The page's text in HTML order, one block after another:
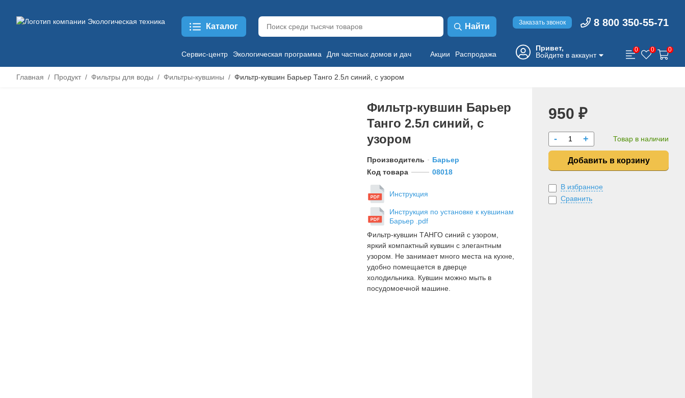
Каталог Найти
Сервис-центр Экологическая программа Для частных домов и дач Акции Распродажа
Заказать звонок 8 800 350-55-71
Привет,
Войдите в аккаунт
0 0 0
Главная Продукт Фильтры для воды Фильтры-кувшины Фильтр-кувшин Барьер Танго 2.5л синий, с узором
Фильтр-кувшин Барьер
Танго 2.5л синий, с
узором
Производитель
Барьер
Код товара
08018
Инструкция
Инструкция по установке к кувшинам
Барьер .pdf
Фильтр-кувшин ТАНГО синий с узором,
яркий компактный кувшин с элегантным
узором. Не занимает много места на кухне,
удобно помещается в дверце
холодильника. Кувшин можно мыть в
посудомоечной машине.
950 ₽
- + Товар в наличии
Добавить в корзину
В избранное
Сравнить